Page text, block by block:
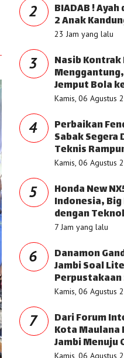
2 BIADAB !
2 Anak
23 Jam yang lalu
3 Nasib Kontrak
Jemput Bola
Kamis, 06 Agustus
4 Perbaikan
Sabak
Teknis
Kamis, 06 Agustus
5 Honda New
Indonesia,
dengan
7 Jam yang lalu
6 Danamon
Jambi Soal
Kamis, 06 Agustus
7 Dari Forum
Kota
Jambi Menuju
Kamis, 06 Agustus